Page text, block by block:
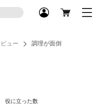
ュー 調理が面倒
役に立った数